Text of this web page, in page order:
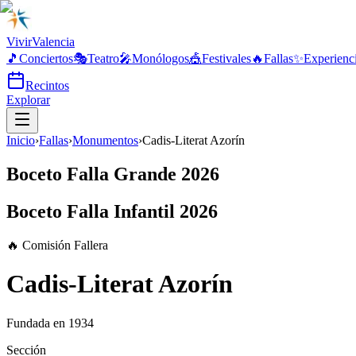
VivirValencia
🎵 Conciertos🎭Teatro🎤Monólogos🎪Festivales🔥Fallas✨
Recintos
Explorar
Inicio›Fallas›Monumentos›Cadis-Literat Azorín
Boceto Falla Grande 2026
Boceto Falla Infantil 2026
🔥 Comisión Fallera
Cadis-Literat Azorín
Fundada en 1934
Sección